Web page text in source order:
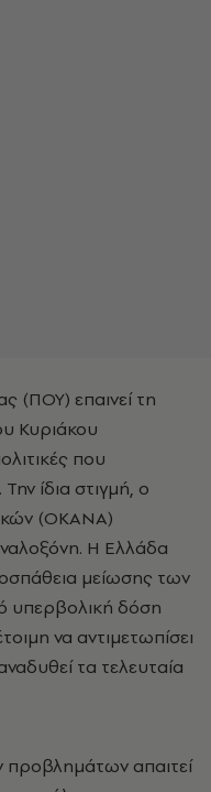
(ΠΟΥ) επαινεί τη
Κυριάκου
που
ίδια στιγμή, ο
(ΟΚΑΝΑ)
Η Ελλάδα
μείωσης των
υπερβολική δόση
να αντιμετωπίσει
τα τελευταία
προβλημάτων απαιτεί